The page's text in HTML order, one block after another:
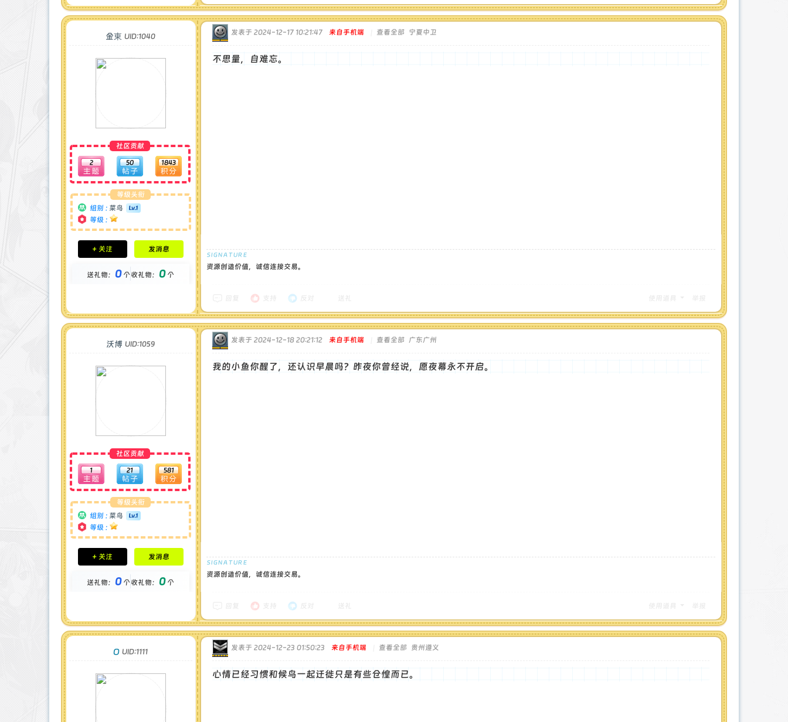
金東 UID:1040
社区贡献
2 50 1843
等级头衔
组别 : 菜鸟
等级 :
积分成就
钻石 : 0 颗
金币 : 0 枚
+ 关注 发消息
送礼物： 0个收礼物： 0个
发表于 2024-12-17 10:21:47 来自手机端 查看全部 宁夏中卫
不思量，自难忘。
资源创造价值，诚信连接交易。
沃博 UID:1059
社区贡献
1 21 581
等级头衔
组别 : 菜鸟
等级 :
积分成就
钻石 : 0 颗
金币 : 0 枚
+ 关注 发消息
送礼物： 0个收礼物： 0个
发表于 2024-12-18 20:21:12 来自手机端 查看全部 广东广州
我的小鱼你醒了，还认识早晨吗？昨夜你曾经说，愿夜幕永不开启。
资源创造价值，诚信连接交易。
O UID:1111 发表于 2024-12-23 01:50:23 来自手机端 查看全部 贵州遵义
心情已经习惯和候鸟一起迁徙只是有些仓惶而已。